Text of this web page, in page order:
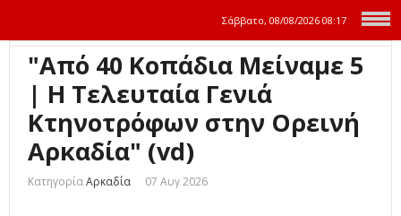
Σάββατο, 08/08/2026 08:17
"Από 40 Κοπάδια Μείναμε 5
| Η Τελευταία Γενιά
Κτηνοτρόφων στην Ορεινή
Αρκαδία" (vd)
ΚατηγορίαΑρκαδία 07 Αυγ 2026